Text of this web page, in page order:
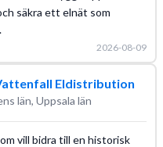
säkra ett elnät som
2026-08-09
Eldistribution
län, Uppsala län
vill bidra till en historisk